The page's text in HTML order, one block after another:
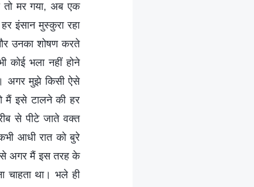
तो मर गया, अब एक
इंसान मुस्कुरा रहा
उनका शोषण करते
कोई भला नहीं होने
अगर मुझे किसी ऐसे
मैं इसे टालने की हर
से पीटे जाते वक्त
आधी रात को बुरे
अगर मैं इस तरह के
चाहता था। भले ही